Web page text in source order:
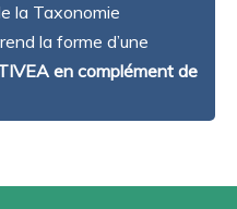
la Taxonomie
la forme d’une
en complément de